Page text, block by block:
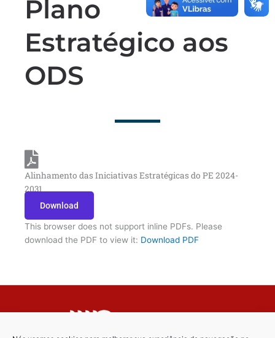
Plano
Estratégico aos
ODS
Alinhamento das Iniciativas Estratégicas do PE 2024-
2031
Download
This browser does not support inline PDFs. Please
download the PDF to view it: Download PDF